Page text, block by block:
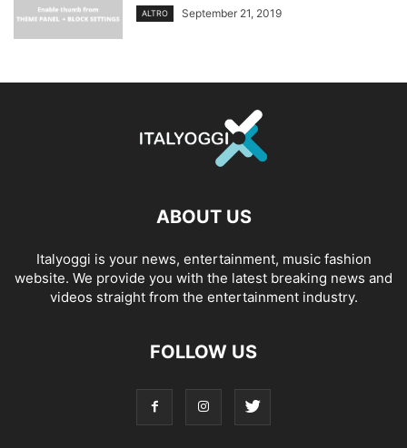
ALTRO September 21, 2019
ABOUT US
Italyoggi is your news, entertainment, music fashion
website. We provide you with the latest breaking news and
videos straight from the entertainment industry.
FOLLOW US